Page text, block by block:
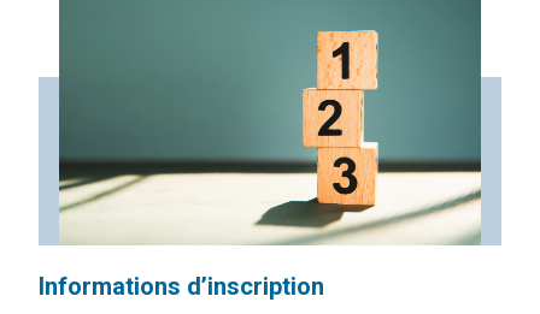
Informations d’inscription